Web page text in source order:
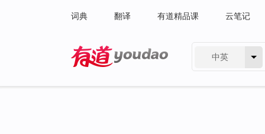
词典 翻译 有道精品课 云笔记
中英